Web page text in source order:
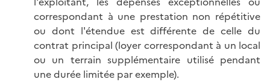
correspondant à une prestation non répétitive
ou dont l'étendue est différente de celle du
contrat principal (loyer correspondant à un local
ou un terrain supplémentaire utilisé pendant
une durée limitée par exemple).